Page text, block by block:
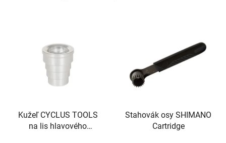
Kužeľ CYCLUS TOOLS
na lis hlavového
Stahovák osy SHIMANO
Cartridge